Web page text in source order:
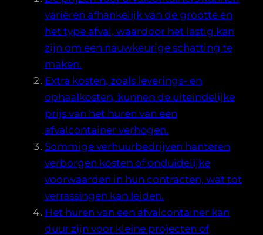
variëren afhankelijk van de grootte en
het type afval, waardoor het lastig kan
zijn om een nauwkeurige schatting te
maken.
Extra kosten, zoals leverings- en
ophaalkosten, kunnen de uiteindelijke
prijs van het huren van een
afvalcontainer verhogen.
Sommige verhuurbedrijven hanteren
verborgen kosten of onduidelijke
voorwaarden in hun contracten, wat tot
verrassingen kan leiden.
Het huren van een afvalcontainer kan
duur zijn voor kleine projecten of